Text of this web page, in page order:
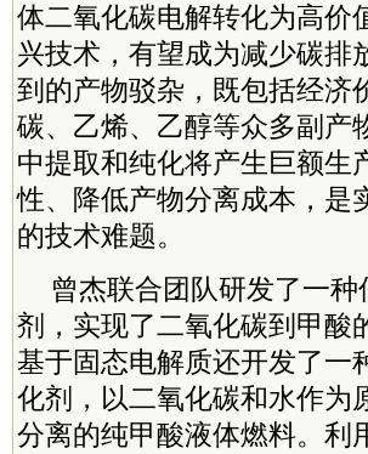
体二氧化碳电解转化为高价
兴技术，有望成为减少碳排
到的产物驳杂，既包括经济
碳、乙烯、乙醇等众多副产
中提取和纯化将产生巨额生
性、降低产物分离成本，是
的技术难题。
曾杰联合团队研发了一
剂，实现了二氧化碳到甲酸
基于固态电解质还开发了一
化剂，以二氧化碳和水作为
分离的纯甲酸液体燃料。利